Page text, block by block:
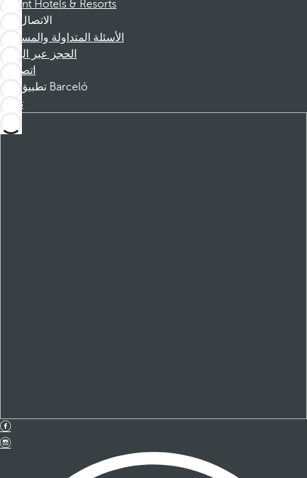
Dorint Hotels & Resorts
الاتصال
الأسئلة المتداولة والمساعدة
الحجز عبر الهاتف
اتصل بنا
تطبيق Barceló
تنزيل